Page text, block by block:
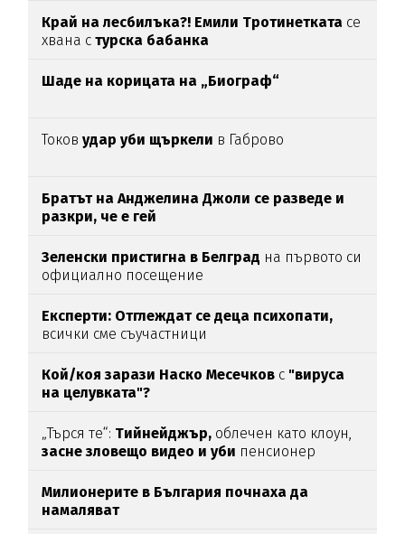
Край на лесбилъка?! Емили Тротинетката се
хвана с турска бабанка
Шаде на корицата на „Биограф“
Токовудар уби щъркели в Габрово
Братът на Анджелина Джоли се разведе и
разкри, че е гей
Зеленски пристигна в Белград на първото си
официално посещение
Експерти: Отглеждат се деца психопати,
всички сме съучастници
Кой/коя зарази Наско Месечков с "вируса
на целувката"?
„Търся те“: Тийнейджър, облечен като клоун,
засне зловещо видео и уби пенсионер
Милионерите в България почнаха да
намаляват